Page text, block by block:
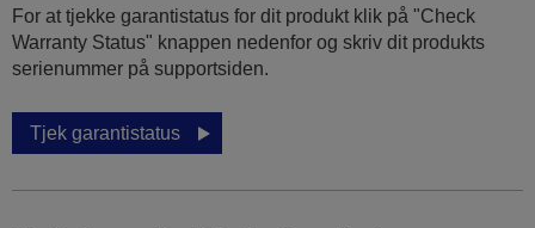
For at tjekke garantistatus for dit produkt klik på "Check
Warranty Status" knappen nedenfor og skriv dit produkts
serienummer på supportsiden.
Tjek garantistatus